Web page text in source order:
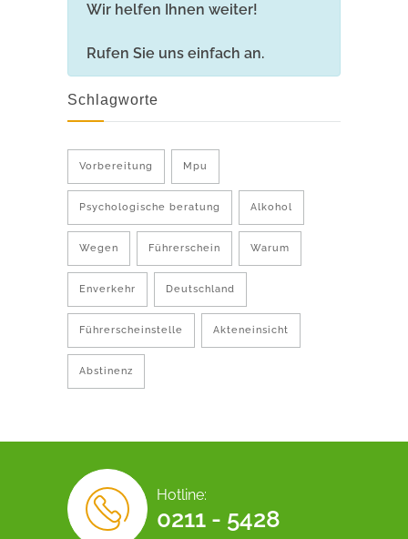
Wir helfen Ihnen weiter!
Rufen Sie uns einfach an.
Schlagworte
Vorbereitung Mpu
Psychologische beratung Alkohol
Wegen Führerschein Warum
Enverkehr Deutschland
Führerscheinstelle Akteneinsicht
Abstinenz
Hotline:
0211 - 5428